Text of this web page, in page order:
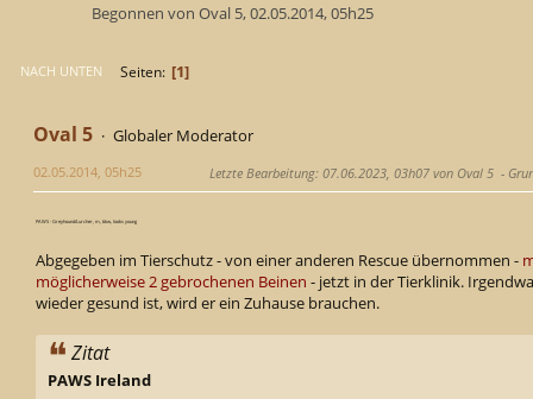
Begonnen von Oval 5, 02.05.2014, 05h25
NACH UNTEN Seiten 1
Oval 5 Globaler Moderator
02.05.2014, 05h25 Letzte Bearbeitung: 07.06.2023, 03h07 von Oval 5
PAWS - Greyhound/Lurcher, m, bkw, looks young
Abgegeben im Tierschutz - von einer anderen Rescue übernommen -
möglicherweise 2 gebrochenen Beinen - jetzt in der Tierklinik.
wieder gesund ist, wird er ein Zuhause brauchen.
Zitat
PAWS Ireland